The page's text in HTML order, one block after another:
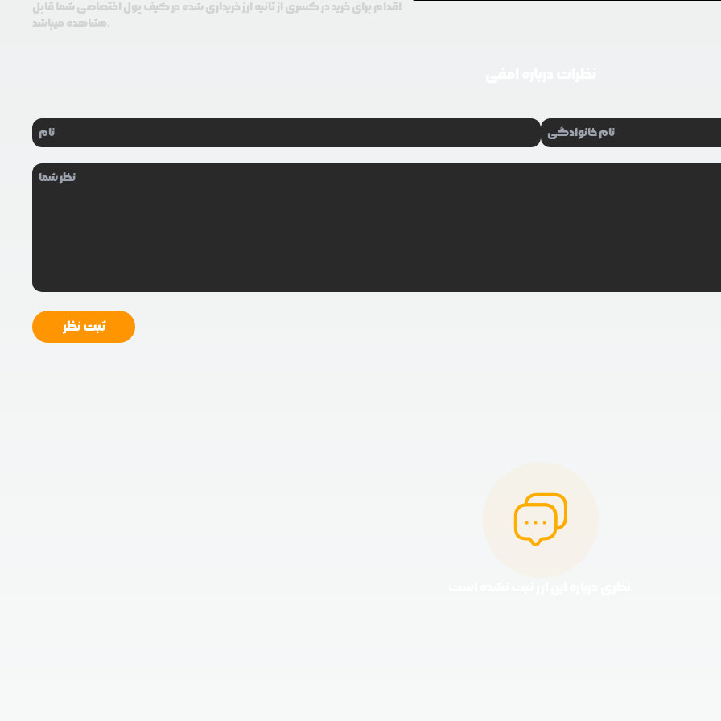
اقدام برای خرید در کسری از ثانیه ارز خریداری شده در کیف پول اختصاصی شما قابل
مشاهده میباشد.
ثبت نظر